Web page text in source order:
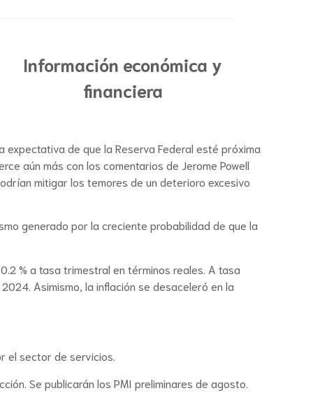
Información económica y
financiera
de que la Reserva Federal esté próxima
aún más con los comentarios de Jerome Powell
mitigar los temores de un deterioro excesivo
generado por la creciente probabilidad de que la
% a tasa trimestral en términos reales. A tasa
Asimismo, la inflación se desaceleró en la
el sector de servicios.
Se publicarán los PMI preliminares de agosto.